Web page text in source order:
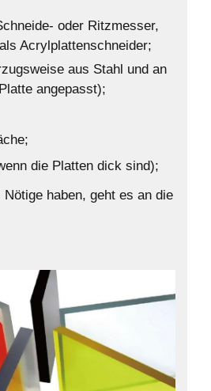
oder Ritzmesser,
Acrylplattenschneider;
aus Stahl und an
angepasst);
die Platten dick sind);
haben, geht es an die